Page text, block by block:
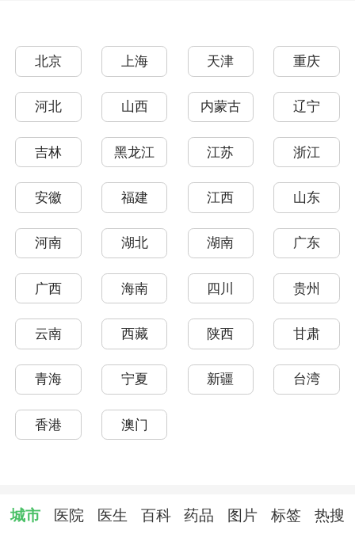
北京 上海 天津 重庆
河北 山西 内蒙古 辽宁
吉林 黑龙江 江苏 浙江
安徽 福建 江西 山东
河南 湖北 湖南 广东
广西 海南 四川 贵州
云南 西藏 陕西 甘肃
青海 宁夏 新疆 台湾
香港 澳门
城市 医院 医生 百科 药品 图片 标签 热搜